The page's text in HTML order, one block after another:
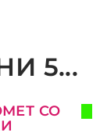
5...
СО